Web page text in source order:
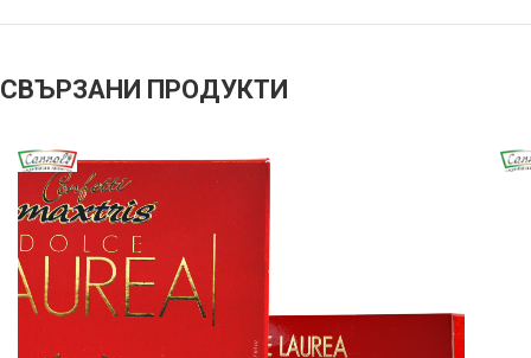
СВЪРЗАНИ ПРОДУКТИ